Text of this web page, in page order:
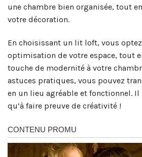
une chambre bien organisée, tout
votre décoration.
En choisissant un lit loft, vous
optimisation de votre espace, tout
touche de modernité à votre
astuces pratiques, vous pouvez
en un lieu agréable et fonctionnel. Il
qu’à faire preuve de créativité !